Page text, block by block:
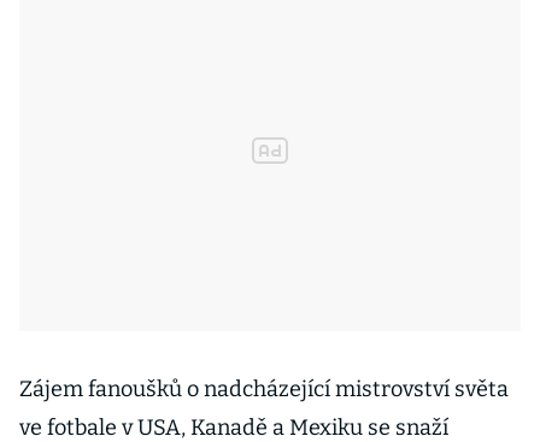
Zájem fanoušků o nadcházející mistrovství světa
ve fotbale v USA, Kanadě a Mexiku se snaží